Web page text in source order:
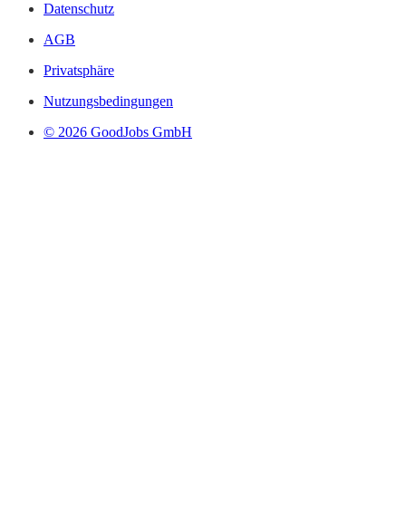
Datenschutz
AGB
Privatsphäre
Nutzungsbedingungen
© 2026 GoodJobs GmbH